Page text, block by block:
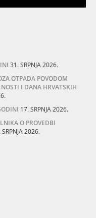
31. SRPNJA 2026.
OTPADA POVODOM
I DANA HRVATSKIH
17. SRPNJA 2026.
O PROVEDBI
SRPNJA 2026.